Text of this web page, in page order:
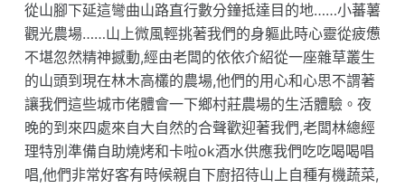
從山腳下延這彎曲山路直行數分鐘抵達目的地……小蕃薯
觀光農場……山上微風輕挑著我們的身軀此時心靈從疲憊
不堪忽然精神撼動,經由老闆的依依介紹從一座雜草叢生
的山頭到現在林木高欉的農場,他們的用心和心思不謂著
讓我們這些城市佬體會一下鄉村莊農場的生活體驗。夜
晚的到來四處來自大自然的合聲歡迎著我們,老闆林總經
理特別準備自助燒烤和卡啦ok酒水供應我們吃吃喝喝唱
唱,他們非常好客有時候親自下廚招待山上自種有機蔬菜,